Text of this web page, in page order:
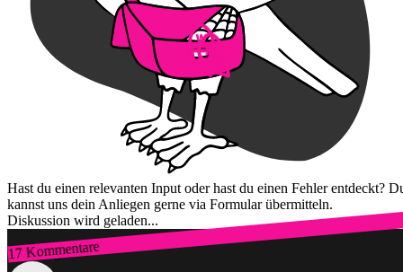
Hast du einen relevanten Input oder hast du einen Fehler entdeckt?
kannst uns dein Anliegen gerne via Formular übermitteln.
Diskussion wird geladen...
17 Kommentare
Zum Login